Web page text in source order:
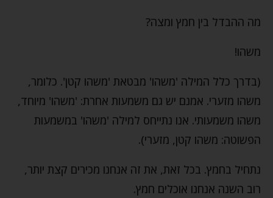
מה ההבדל בין חמץ ומצה?
משהו!
(בדרך כלל המילה 'משהו' מבטאת 'משהו קטן'. כלומר,
משהו מזערי. אמנם יש גם משמעות אחרת: 'משהו' מיוחד,
משהו משמעותי. אנו נתייחס למילה 'משהו' במשמעות
הפשוטה: משהו קטן, מזערי).
נתחיל בחמץ. בכל זאת, את זה אנחנו מכירים קצת יותר,
רוב השנה אנחנו אוכלים חמץ.